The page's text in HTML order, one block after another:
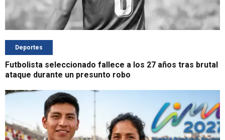
Deportes
Futbolista seleccionado fallece a los 27 años tras brutal
ataque durante un presunto robo